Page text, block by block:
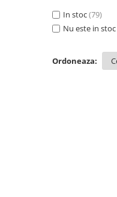
In stoc(79)
Nu este in stoc
Ordoneaza: